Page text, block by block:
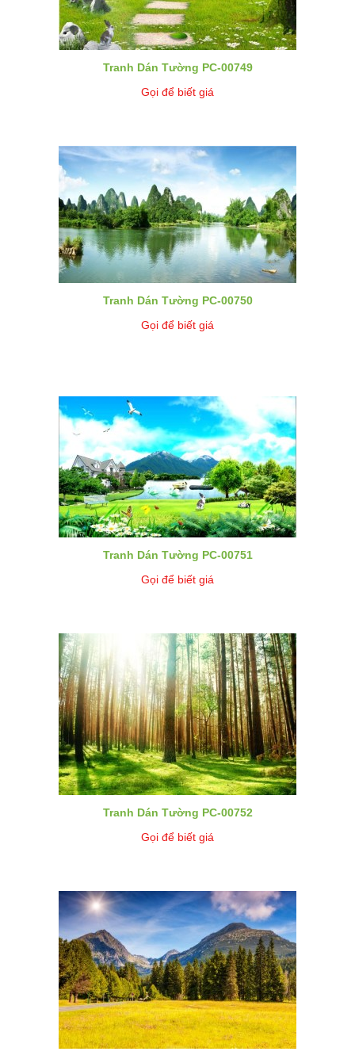
Tranh Dán Tường PC-00749
Gọi để biết giá
Tranh Dán Tường PC-00750
Gọi để biết giá
Tranh Dán Tường PC-00751
Gọi để biết giá
Tranh Dán Tường PC-00752
Gọi để biết giá